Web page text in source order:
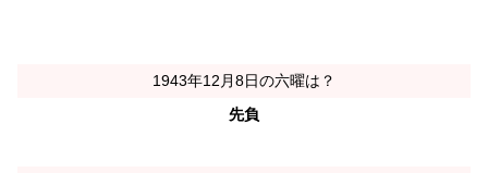
1943年12月8日の六曜は？
先負